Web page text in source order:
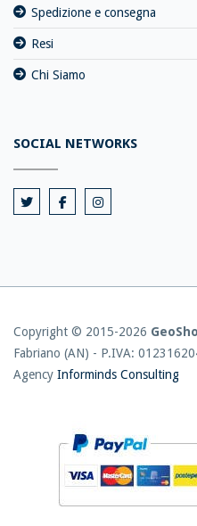
Spedizione e consegna
Resi
Chi Siamo
SOCIAL NETWORKS
Copyright © 2015-2026
Fabriano (AN) - P.IVA:
Agency Informinds Consulting